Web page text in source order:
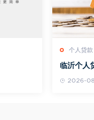
个人贷款
临沂个人
2026-08